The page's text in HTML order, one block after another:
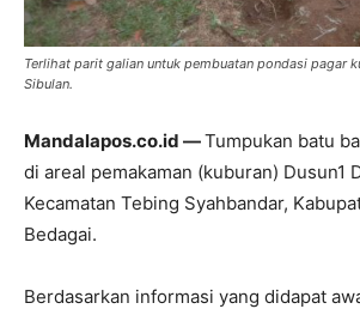
Terlihat parit galian untuk pembuatan pondasi pagar
Sibulan.
Mandalapos.co.id —Tumpukan batu
di areal pemakaman (kuburan) Dusun1
Kecamatan Tebing Syahbandar,
Bedagai.
Berdasarkan informasi yang didapat